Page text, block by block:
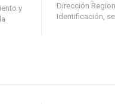
y
Dirección
Identificación, se